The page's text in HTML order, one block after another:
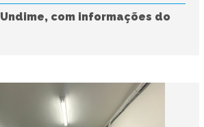
Undime, com informações do